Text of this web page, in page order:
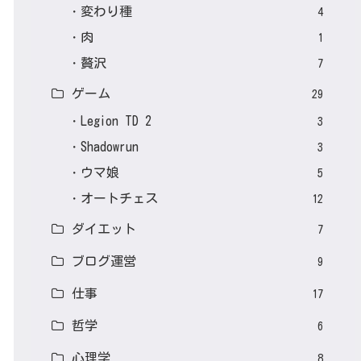
変わり種 4
肉 1
贅沢 7
ゲーム 29
Legion TD 2 3
Shadowrun 3
ウマ娘 5
オートチェス 12
ダイエット 7
ブログ運営 9
仕事 17
哲学 6
心理学